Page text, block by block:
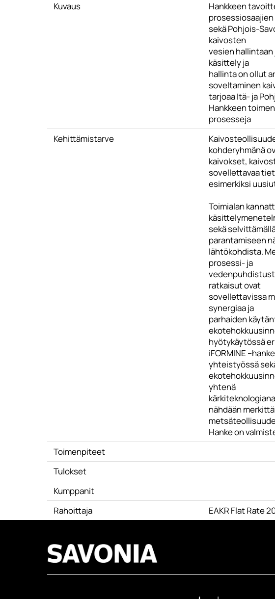
Kuvaus
Hankkeen
prosessiosaajien
sekä Pohjois-
kaivosten
vesien
käsittely ja
hallinta on ollut
soveltaminen
tarjoaa Itä- ja
Hankkeen
prosesseja
Kehittämistarve
kohderyhmänä
kaivokset,
sovellettavaa
esimerkiksi
Toimialan
sekä
parantamiseen
lähtökohdista.
prosessi- ja
ratkaisut ovat
sovellettavissa
synergiaa ja
parhaiden
hyötykäytössä
iFORMINE
yhteistyössä
yhtenä
nähdään
Hanke on
Toimenpiteet
Tulokset
Kumppanit
Rahoittaja
EAKR Flat Rate